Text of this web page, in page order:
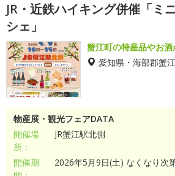
JR・近鉄ハイキング併催「ミ
シェ」
蟹江町の特産品やお酒
愛知県・海部郡蟹
物産展・観光フェアDATA
開催場
所：
JR蟹江駅北側
開催期
2026年5月9日(土) なくなり次